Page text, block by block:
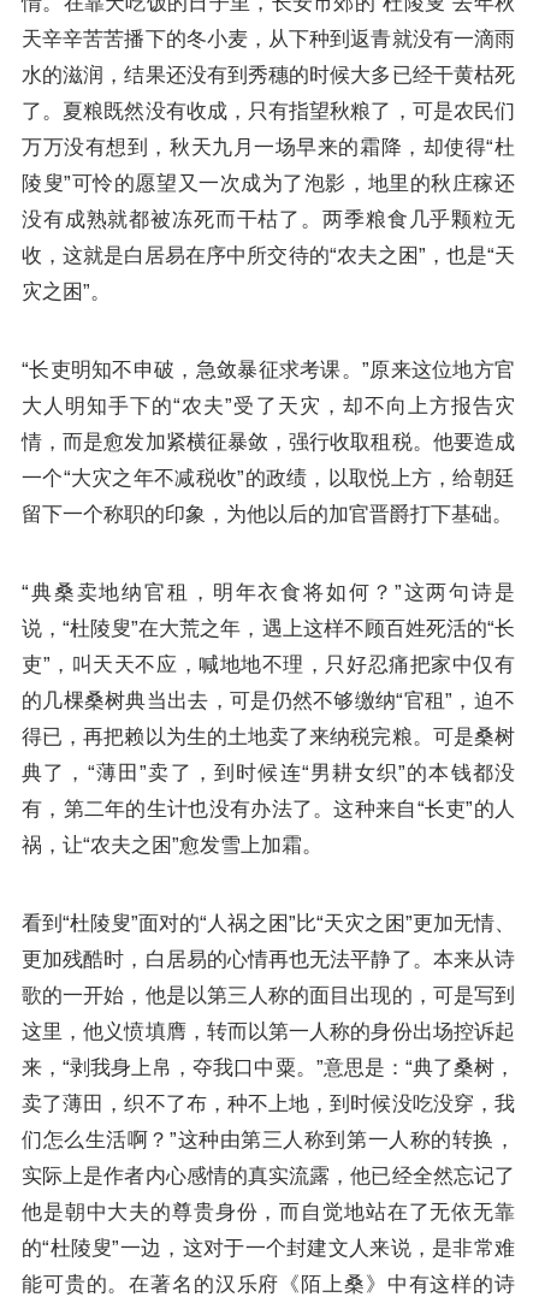
天辛辛苦苦播下的冬小麦，从下种到返青就没有一滴雨
水的滋润，结果还没有到秀穗的时候大多已经干黄枯死
了。夏粮既然没有收成，只有指望秋粮了，可是农民们
万万没有想到，秋天九月一场早来的霜降，却使得“杜
陵叟”可怜的愿望又一次成为了泡影，地里的秋庄稼还
没有成熟就都被冻死而干枯了。两季粮食几乎颗粒无
收，这就是白居易在序中所交待的“农夫之困”，也是“天
灾之困”。
“长吏明知不申破，急敛暴征求考课。”原来这位地方官
大人明知手下的“农夫”受了天灾，却不向上方报告灾
情，而是愈发加紧横征暴敛，强行收取租税。他要造成
一个“大灾之年不减税收”的政绩，以取悦上方，给朝廷
留下一个称职的印象，为他以后的加官晋爵打下基础。
“典桑卖地纳官租，明年衣食将如何？”这两句诗是
说，“杜陵叟”在大荒之年，遇上这样不顾百姓死活的“长
吏”，叫天天不应，喊地地不理，只好忍痛把家中仅有
的几棵桑树典当出去，可是仍然不够缴纳“官租”，迫不
得已，再把赖以为生的土地卖了来纳税完粮。可是桑树
典了，“薄田”卖了，到时候连“男耕女织”的本钱都没
有，第二年的生计也没有办法了。这种来自“长吏”的人
祸，让“农夫之困”愈发雪上加霜。
看到“杜陵叟”面对的“人祸之困”比“天灾之困”更加无情、
更加残酷时，白居易的心情再也无法平静了。本来从诗
歌的一开始，他是以第三人称的面目出现的，可是写到
这里，他义愤填膺，转而以第一人称的身份出场控诉起
来，“剥我身上帛，夺我口中粟。”意思是：“典了桑树，
卖了薄田，织不了布，种不上地，到时候没吃没穿，我
们怎么生活啊？”这种由第三人称到第一人称的转换，
实际上是作者内心感情的真实流露，他已经全然忘记了
他是朝中大夫的尊贵身份，而自觉地站在了无依无靠
的“杜陵叟”一边，这对于一个封建文人来说，是非常难
能可贵的。在著名的汉乐府《陌上桑》中有这样的诗